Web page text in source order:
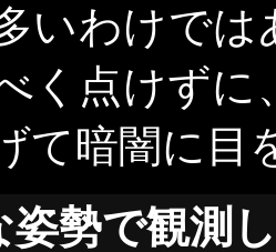
いわけで
く点けずに
て暗闇に目
姿勢で観測